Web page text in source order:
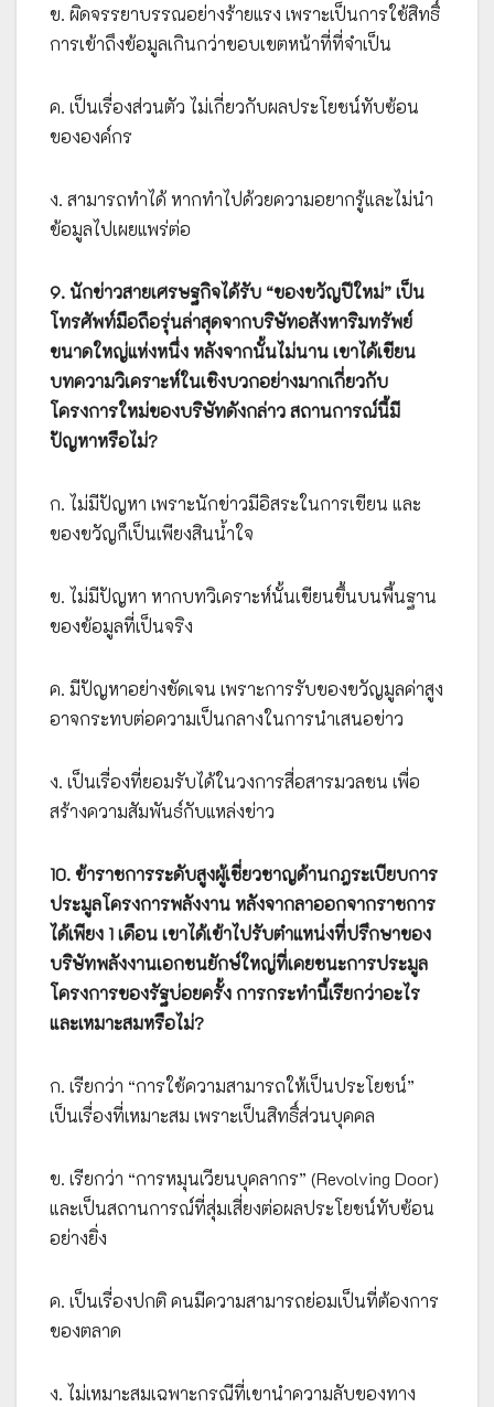
ข. ผิดจรรยาบรรณอย่างร้ายแรง เพราะเป็นการใช้สิทธิ์
การเข้าถึงข้อมูลเกินกว่าขอบเขตหน้าที่ที่จำเป็น
ค. เป็นเรื่องส่วนตัว ไม่เกี่ยวกับผลประโยชน์ทับซ้อน
ขององค์กร
ง. สามารถทำได้ หากทำไปด้วยความอยากรู้และไม่นำ
ข้อมูลไปเผยแพร่ต่อ
9. นักข่าวสายเศรษฐกิจได้รับ “ของขวัญปีใหม่” เป็น
โทรศัพท์มือถือรุ่นล่าสุดจากบริษัทอสังหาริมทรัพย์
ขนาดใหญ่แห่งหนึ่ง หลังจากนั้นไม่นาน เขาได้เขียน
บทความวิเคราะห์ในเชิงบวกอย่างมากเกี่ยวกับ
โครงการใหม่ของบริษัทดังกล่าว สถานการณ์นี้มี
ปัญหาหรือไม่?
ก. ไม่มีปัญหา เพราะนักข่าวมีอิสระในการเขียน และ
ของขวัญก็เป็นเพียงสินน้ำใจ
ข. ไม่มีปัญหา หากบทวิเคราะห์นั้นเขียนขึ้นบนพื้นฐาน
ของข้อมูลที่เป็นจริง
ค. มีปัญหาอย่างชัดเจน เพราะการรับของขวัญมูลค่าสูง
อาจกระทบต่อความเป็นกลางในการนำเสนอข่าว
ง. เป็นเรื่องที่ยอมรับได้ในวงการสื่อสารมวลชน เพื่อ
สร้างความสัมพันธ์กับแหล่งข่าว
10. ข้าราชการระดับสูงผู้เชี่ยวชาญด้านกฎระเบียบการ
ประมูลโครงการพลังงาน หลังจากลาออกจากราชการ
ได้เพียง 1 เดือน เขาได้เข้าไปรับตำแหน่งที่ปรึกษาของ
บริษัทพลังงานเอกชนยักษ์ใหญ่ที่เคยชนะการประมูล
โครงการของรัฐบ่อยครั้ง การกระทำนี้เรียกว่าอะไร
และเหมาะสมหรือไม่?
ก. เรียกว่า “การใช้ความสามารถให้เป็นประโยชน์”
เป็นเรื่องที่เหมาะสม เพราะเป็นสิทธิ์ส่วนบุคคล
ข. เรียกว่า “การหมุนเวียนบุคลากร” (Revolving Door)
และเป็นสถานการณ์ที่สุ่มเสี่ยงต่อผลประโยชน์ทับซ้อน
อย่างยิ่ง
ค. เป็นเรื่องปกติ คนมีความสามารถย่อมเป็นที่ต้องการ
ของตลาด
ง. ไม่เหมาะสมเฉพาะกรณีที่เขานำความลับของทาง